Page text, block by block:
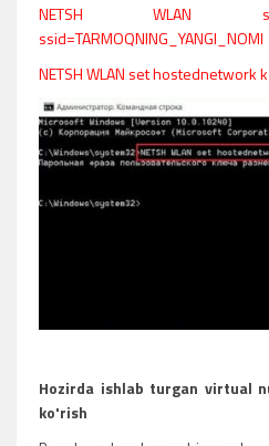
NETSH WLAN
ssid=TARMOQNING_YANGI_NOMI
NETSH WLAN set hostednetwork
Hozirda ishlab turgan virtual
ko'rish